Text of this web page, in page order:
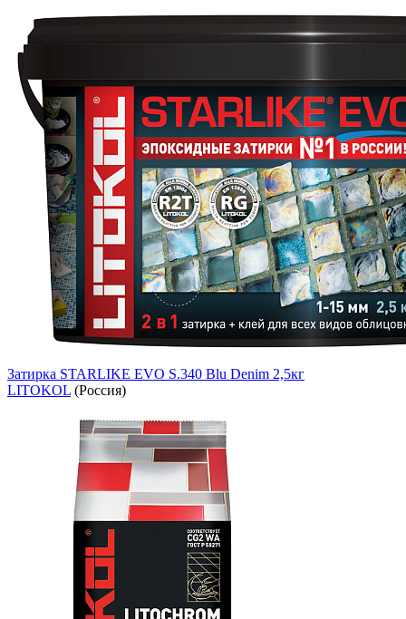
Затирка STARLIKE EVO S.340 Blu Denim 2,5кг
LITOKOL (Россия)